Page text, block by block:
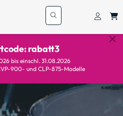
rabatt3
bis einschl. 31.08.2026
900- und CLP-875-Modelle